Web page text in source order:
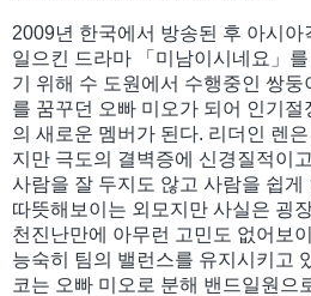
2009년 한국에서 방송된 후 아시아
일으킨 드라마 「미남이시네요」
기 위해 수 도원에서 수행중인 쌍둥
를 꿈꾸던 오빠 미오가 되어 인기절
의 새로운 멤버가 된다. 리더인 렌
지만 극도의 결벽증에 신경질적이
사람을 잘 두지도 않고 사람을 쉽
따뜻해보이는 외모지만 사실은 굉
천진난만에 아무런 고민도 없어보
능숙히 팀의 밸런스를 유지시키고
코는 오빠 미오로 분해 밴드일원으